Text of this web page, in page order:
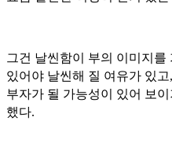
그건 날씬함이 부의 이미지
있어야 날씬해 질 여유가 있
부자가 될 가능성이 있어 보
했다.